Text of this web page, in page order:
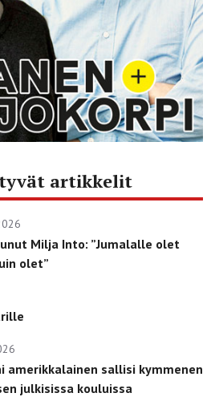
artikkelit
Milja Into: ”Jumalalle olet
olet”
amerikkalainen sallisi kymmenen
julkisissa kouluissa